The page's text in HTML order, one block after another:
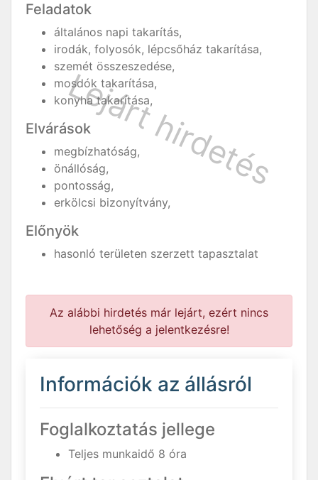
Feladatok
általános napi takarítás,
irodák, folyosók, lépcsőház takarítása,
szemét összeszedése,
mosdók takarítása,
konyha takarítása,
Elvárások
megbízhatóság,
önállóság,
pontosság,
erkölcsi bizonyítvány,
Előnyök
hasonló területen szerzett tapasztalat
Az alábbi hirdetés már lejárt, ezért nincs
lehetőség a jelentkezésre!
Információk az állásról
Foglalkoztatás jellege
Teljes munkaidő 8 óra